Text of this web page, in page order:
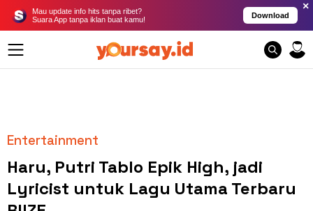
Mau update info hits tanpa ribet?
Suara App tanpa iklan buat kamu!
Download
×
Entertainment
Haru, Putri Tablo Epik High, jadi
Lyricist untuk Lagu Utama Terbaru